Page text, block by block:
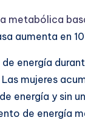
metabólica
aumenta en
energía
mujeres
energía y sin
de energía